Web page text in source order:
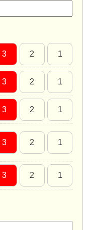
3 2 1
3 2 1
3 2 1
3 2 1
3 2 1